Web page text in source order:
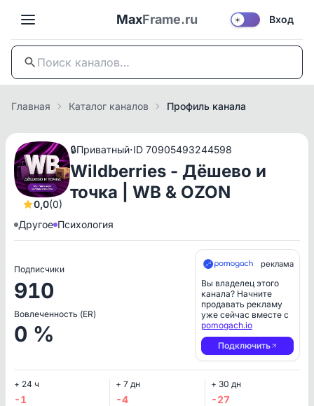
MaxFrame.ru ☀️ Вход
Главная Каталог каналов Профиль канала
0,0(0)
🔒Приватный·ID 70905493244598
Wildberries - Дёшево и
точка | WB & OZON
Другое Психология
Подписчики
910
Вовлеченность (ER)
0 %
реклама
Вы владелец этого
канала? Начните
продавать рекламу
уже сейчас вместе с
pomogach.io
Подключить
+ 24 ч
-1
+ 7 дн
-4
+ 30 дн
-27